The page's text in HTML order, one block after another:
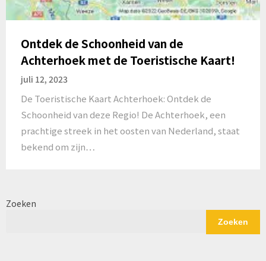
Ontdek de Schoonheid van de
Achterhoek met de Toeristische Kaart!
juli 12, 2023
De Toeristische Kaart Achterhoek: Ontdek de
Schoonheid van deze Regio! De Achterhoek, een
prachtige streek in het oosten van Nederland, staat
bekend om zijn…
Zoeken
Zoeken